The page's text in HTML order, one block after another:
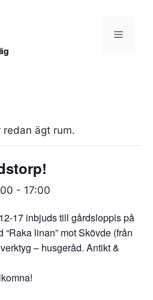
Meny
redan ägt rum.
- 17:00
17 inbjuds till gårdsloppis på
linan” mot Skövde (från
– husgeråd. Antikt &